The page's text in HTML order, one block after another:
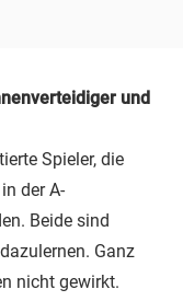
und
Spieler, die
in der A-
Beide sind
Ganz
nicht gewirkt.